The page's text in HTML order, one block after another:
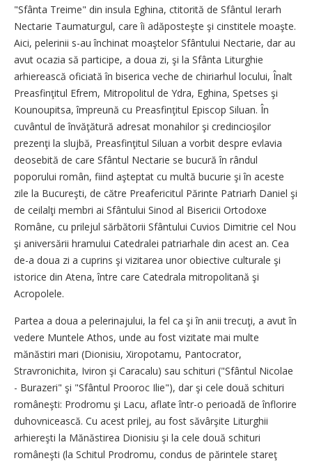
"Sfânta Treime" din insula Eghina, ctitorită de Sfântul Ierarh
Nectarie Taumaturgul, care îi adăposteşte şi cinstitele moaşte.
Aici, pelerinii s-au închinat moaştelor Sfântului Nectarie, dar au
avut ocazia să participe, a doua zi, şi la Sfânta Liturghie
arhierească oficiată în biserica veche de chiriarhul locului, Înalt
Preasfinţitul Efrem, Mitropolitul de Ydra, Eghina, Spetses şi
Kounoupitsa, împreună cu Preasfinţitul Episcop Siluan. În
cuvântul de învăţătură adresat monahilor şi credincioşilor
prezenţi la slujbă, Preasfinţitul Siluan a vorbit despre evlavia
deosebită de care Sfântul Nectarie se bucură în rândul
poporului român, fiind aşteptat cu multă bucurie şi în aceste
zile la Bucureşti, de către Preafericitul Părinte Patriarh Daniel şi
de ceilalţi membri ai Sfântului Sinod al Bisericii Ortodoxe
Române, cu prilejul sărbătorii Sfântului Cuvios Dimitrie cel Nou
şi aniversării hramului Catedralei patriarhale din acest an. Cea
de-a doua zi a cuprins şi vizitarea unor obiective culturale şi
istorice din Atena, între care Catedrala mitropolitană şi
Acropolele.
Partea a doua a pelerinajului, la fel ca şi în anii trecuţi, a avut în
vedere Muntele Athos, unde au fost vizitate mai multe
mănăstiri mari (Dionisiu, Xiropotamu, Pantocrator,
Stravronichita, Iviron şi Caracalu) sau schituri ("Sfântul Nicolae
- Burazeri" şi "Sfântul Prooroc Ilie"), dar şi cele două schituri
româneşti: Prodromu şi Lacu, aflate într-o perioadă de înflorire
duhovnicească. Cu acest prilej, au fost săvârşite Liturghii
arhiereşti la Mănăstirea Dionisiu şi la cele două schituri
româneşti (la Schitul Prodromu, condus de părintele stareţ